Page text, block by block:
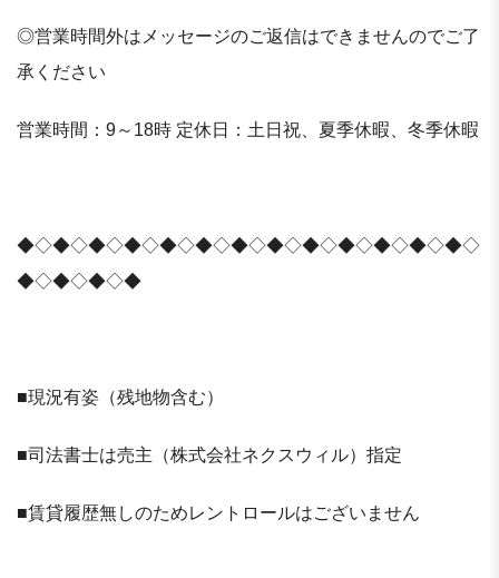
◎営業時間外はメッセージのご返信はできませんのでご了
承ください
営業時間：9～18時 定休日：土日祝、夏季休暇、冬季休暇
◆◇◆◇◆◇◆◇◆◇◆◇◆◇◆◇◆◇◆◇◆◇◆◇◆◇
◆◇◆◇◆◇◆
■現況有姿（残地物含む）
■司法書士は売主（株式会社ネクスウィル）指定
■賃貸履歴無しのためレントロールはございません